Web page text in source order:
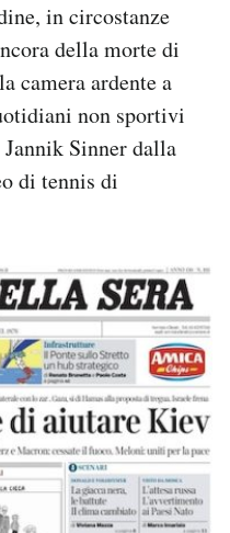
in circostanze
della morte di
camera ardente a
non sportivi
Sinner dalla
di tennis di